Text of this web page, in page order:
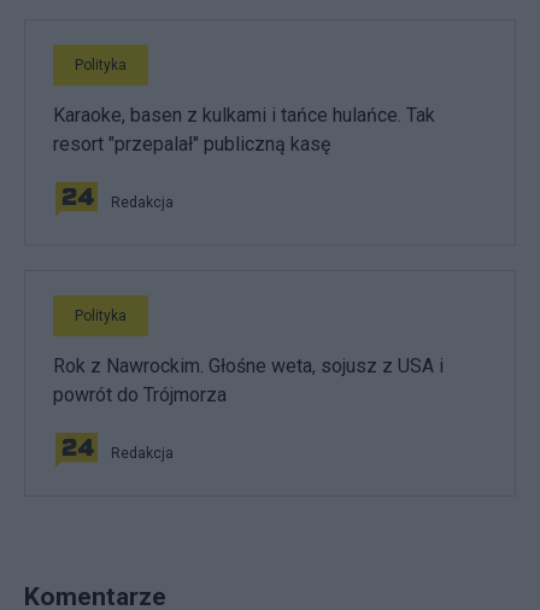
Polityka
Karaoke, basen z kulkami i tańce hulańce. Tak
resort "przepalał" publiczną kasę
Redakcja
Polityka
Rok z Nawrockim. Głośne weta, sojusz z USA i
powrót do Trójmorza
Redakcja
Komentarze